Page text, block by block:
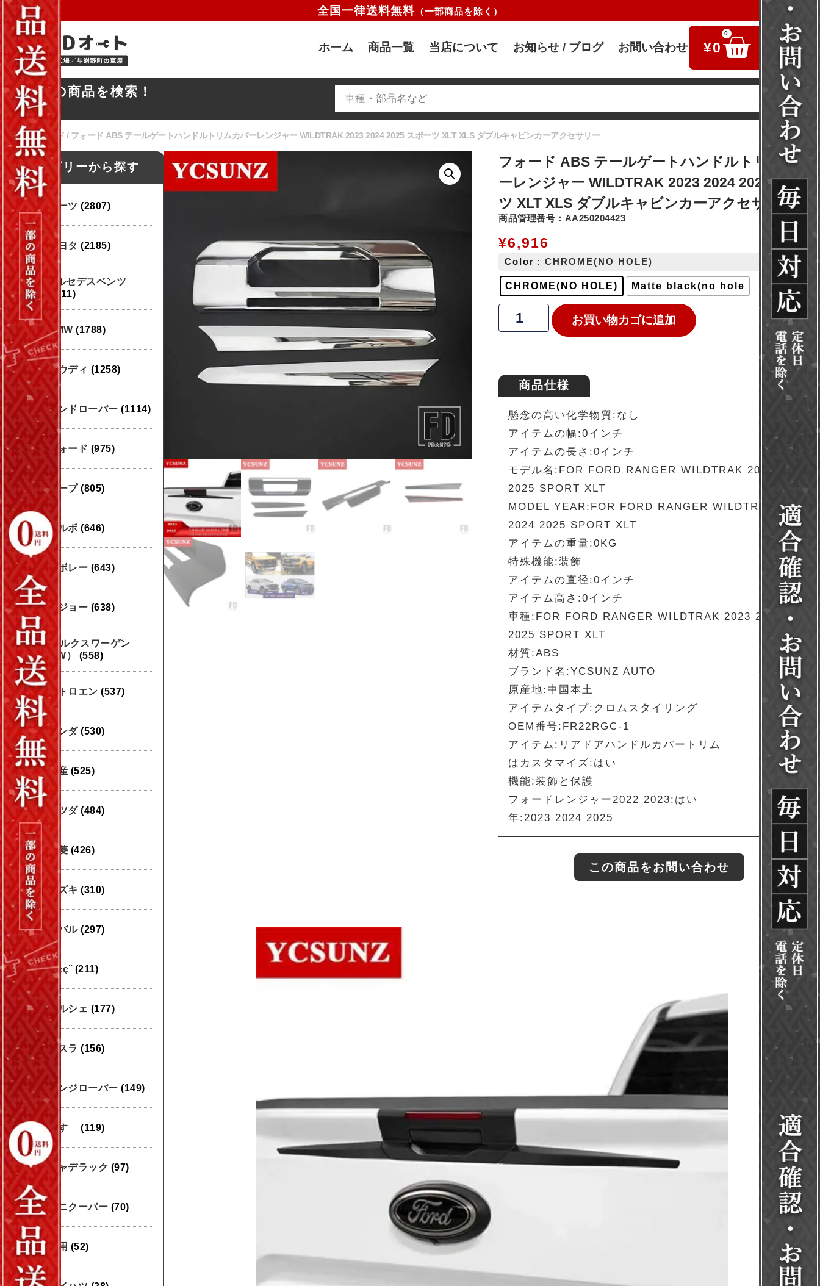
全国一律送料無料 （一部商品を除く）
ホーム 商品一覧 当店について お知らせ / ブログ お問い合わせ ¥0
0
お探しの商品を検索！
検索
ホーム/フォード / フォード ABS テールゲートハンドルトリムカバーレンジャー WILDTRAK 2023 2024 2025 スポーツ XLT XLS ダブルキャビンカーアクセサリー
カテゴリーから探す
パーツ (2807)
トヨタ (2185)
メルセデスベンツ
(1911)
BMW (1788)
アウディ (1258)
ランドローバー (1114)
フォード (975)
ジープ (805)
ボルボ (646)
シボレー (643)
プジョー (638)
フォルクスワーゲン
（VW） (558)
シトロエン (537)
ホンダ (530)
日産 (525)
マツダ (484)
三菱 (426)
スズキ (310)
スバル (297)
æ±ç¨ (211)
ポルシェ (177)
テスラ (156)
レンジローバー (149)
いすゞ (119)
キャデラック (97)
ミニクーパー (70)
汎用 (52)
フォード ABS テールゲートハンドルトリムカバ
ーレンジャー WILDTRAK 2023 2024 2025 スポー
ツ XLT XLS ダブルキャビンカーアクセサリー
商品管理番号：AA250204423
¥6,916
Color : CHROME(NO HOLE)
CHROME(NO HOLE) Matte black(no hole
お買い物カゴに追加
商品仕様
懸念の高い化学物質:なし
アイテムの幅:0インチ
アイテムの長さ:0インチ
モデル名:FOR FORD RANGER WILDTRAK 2023 2024
2025 SPORT XLT
MODEL YEAR:FOR FORD RANGER WILDTRAK 2023
2024 2025 SPORT XLT
アイテムの重量:0KG
特殊機能:装飾
アイテムの直径:0インチ
アイテム高さ:0インチ
車種:FOR FORD RANGER WILDTRAK 2023 2024
2025 SPORT XLT
材質:ABS
ブランド名:YCSUNZ AUTO
原産地:中国本土
アイテムタイプ:クロムスタイリング
OEM番号:FR22RGC-1
アイテム:リアドアハンドルカバートリム
はカスタマイズ:はい
機能:装飾と保護
フォードレンジャー2022 2023:はい
年:2023 2024 2025
この商品をお問い合わせ